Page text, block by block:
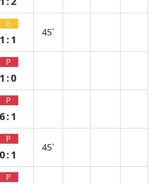
E
1:1
45`
P
1:0
P
6:1
P
0:1
45`
P